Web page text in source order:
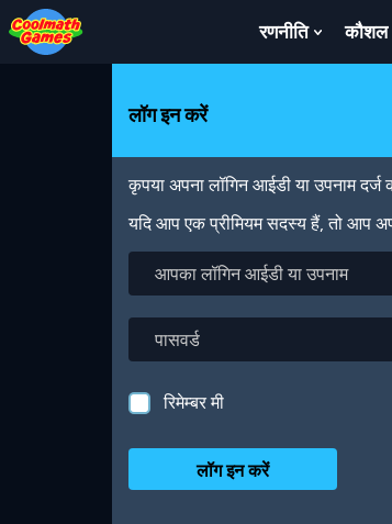
Skip
to
Top
Skip
to
Navigation
Skip
to
Main
Skip
to
Footer
Skip
to
main
रणनीति
Show
कौशल
लॉग इन करें
कृपया अपना लॉगिन आईडी या उपनाम दर्ज
यदि आप एक प्रीमियम सदस्य हैं, तो आप
लॉगिन
या
उपनाम
रिमेम्बर मी